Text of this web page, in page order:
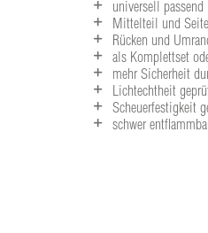
universell passend
Mittelteil und
Rücken und
als Komplettset
mehr Sicherheit
Lichtechtheit
Scheuerfestigkeit
schwer